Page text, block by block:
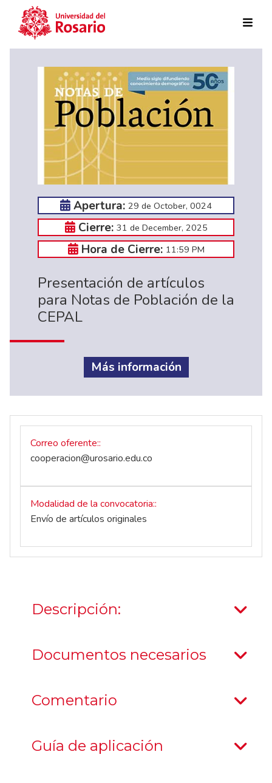
Apertura: 29 de October, 0024
Cierre: 31 de December, 2025
Hora de Cierre: 11:59 PM
Presentación de artículos
para Notas de Población de la
CEPAL
Más información
Correo oferente:
cooperacion@urosario.edu.co
Modalidad de la convocatoria:
Envío de artículos originales
Descripción:
Documentos necesarios
Comentario
Guía de aplicación